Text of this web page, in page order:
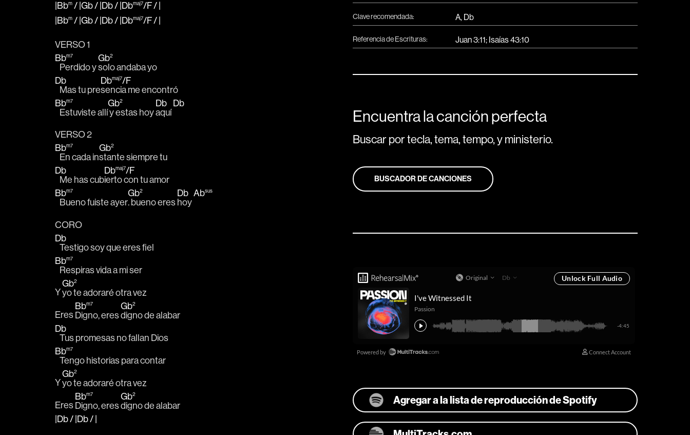
|Bbm / |Gb/ |Db/ |Dbmaj7/F/
|Bbm / |Gb/ |Db/ |Dbmaj7/F/
VERSO 1
Bbm7
   Perdido y
Gb2
solo andaba yo
Db
   Mas tu pre
Dbmaj7/F
sencia me encontró
Bbm7
   Estuviste allí
Gb2
y estas hoy
Db
aquí
Db
VERSO 2
Bbm7
   En cada in
Gb2
stante siempre tu
Db
   Me has cub
Dbmaj7/F
ierto con tu amor
Bbm7
   Bueno fuiste ayer
Gb2
. bueno eres
Db
hoy
Absus
CORO
Db
   Testigo soy que eres fiel
Bbm7
   Respiras vida a mi ser
Y
Gb2
yo te adoraré otra vez
Eres
Bbm7
Digno, eres
Gb2
digno de alabar
Db
   Tus promesas no fallan Dios
Bbm7
   Tengo historias para contar
Y
Gb2
yo te adoraré otra vez
Eres
Bbm7
Digno, eres
Gb2
digno de alabar
|Db/ |Db/ |
Clave recomendada: A, Db
Referencia de Escrituras: Juan 3:11; Isaías 43:10
Encuentra la canción perfecta
Buscar por tecla, tema, tempo, y ministerio.
BUSCADOR DE CANCIONES
Agregar a la lista de reproducción de Spotify